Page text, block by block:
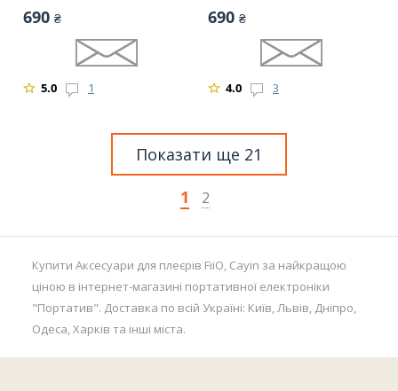
690 ₴
5.0 1
690 ₴
4.0 3
Показати ще 21
1
2
Купити Аксесуари для плеєрів FiiO, Cayin за найкращою
ціною в інтернет-магазині портативної електроніки
"Портатив". Доставка по всій Україні: Київ, Львів, Дніпро,
Одеса, Харків та інші міста.